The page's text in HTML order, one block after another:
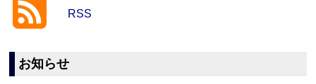
RSS
お知らせ